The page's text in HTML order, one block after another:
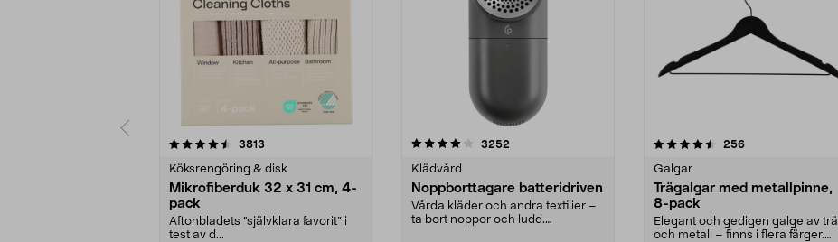
3813
Köksrengöring & disk
Mikrofiberduk 32 x 31 cm, 4-
pack
Aftonbladets "självklara favorit” i
test av d...
4.0av 5 stjärnor 3252
Klädvård
Noppborttagare batteridriven
Vårda kläder och andra textilier –
ta bort noppor och ludd.
4.5av 5 stjärnor 256recensioner
Galgar
Trägalgar med metallpinne,
8-pack
Elegant och gedigen galge av trä
och metall – finns i flera färger.
4.0av 5 stjärnor